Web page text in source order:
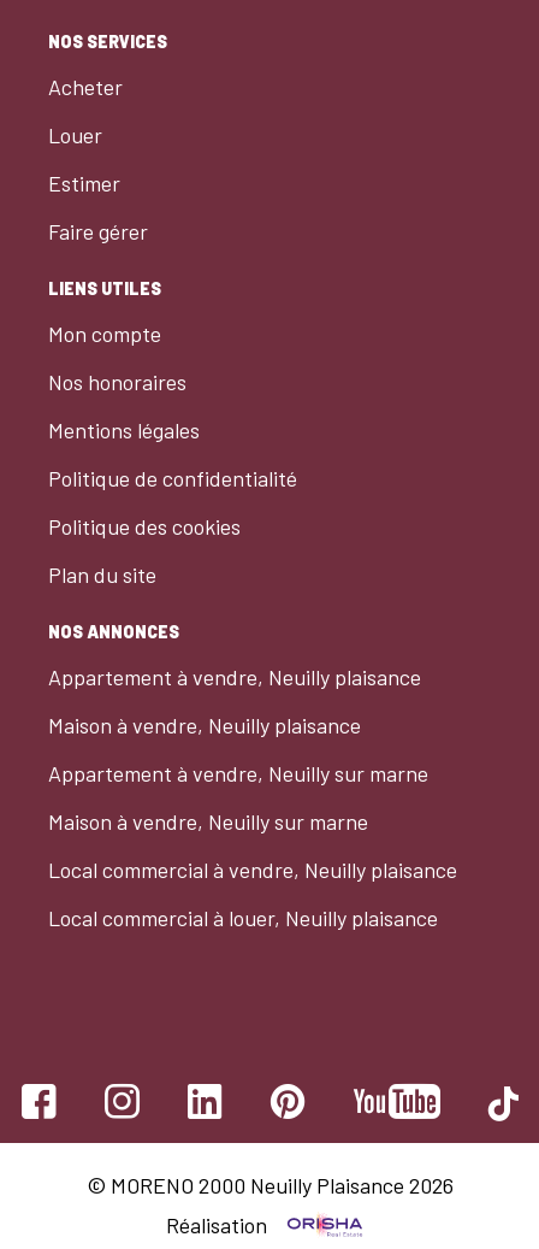
NOS SERVICES
Acheter
Louer
Estimer
Faire gérer
LIENS UTILES
Mon compte
Nos honoraires
Mentions légales
Politique de confidentialité
Politique des cookies
Plan du site
NOS ANNONCES
Appartement à vendre, Neuilly plaisance
Maison à vendre, Neuilly plaisance
Appartement à vendre, Neuilly sur marne
Maison à vendre, Neuilly sur marne
Local commercial à vendre, Neuilly plaisance
Local commercial à louer, Neuilly plaisance
© MORENO 2000 Neuilly Plaisance 2026
Réalisation